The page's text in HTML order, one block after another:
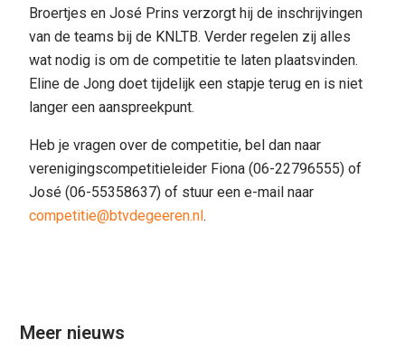
Broertjes en José Prins verzorgt hij de inschrijvingen
van de teams bij de KNLTB. Verder regelen zij alles
wat nodig is om de competitie te laten plaatsvinden.
Eline de Jong doet tijdelijk een stapje terug en is niet
langer een aanspreekpunt.
Heb je vragen over de competitie, bel dan naar
verenigingscompetitieleider Fiona (06-22796555) of
José (06-55358637) of stuur een e-mail naar
competitie@btvdegeeren.nl.
Meer nieuws